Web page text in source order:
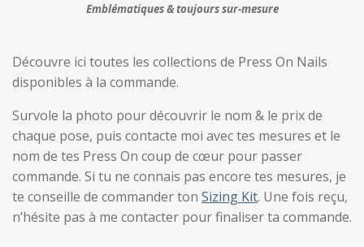
Emblématiques & toujours sur-mesure
Découvre ici toutes les collections de Press On Nails
disponibles à la commande.
Survole la photo pour découvrir le nom & le prix de
chaque pose, puis contacte moi avec tes mesures et le
nom de tes Press On coup de cœur pour passer
commande. Si tu ne connais pas encore tes mesures, je
te conseille de commander ton Sizing Kit. Une fois reçu,
n’hésite pas à me contacter pour finaliser ta commande.